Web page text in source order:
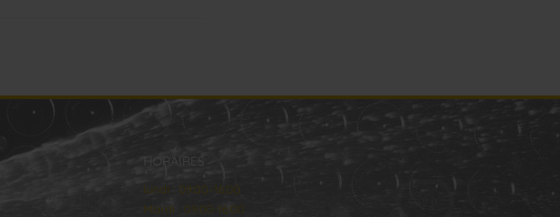
HORAIRES
lundi : 09:00–16:00
Mardi : 09:00-16:00